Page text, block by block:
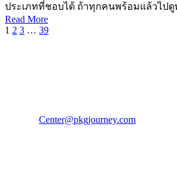
ประเภทที่ชอบได้ ถ้าทุกคนพร้อมแล้วไปดู
Read More
1 2 3 … 39
Center@pkgjourney.com